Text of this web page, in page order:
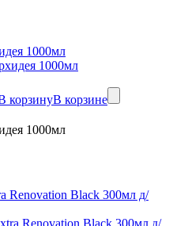
1000мл
корзинуВ корзине
1000мл
Black 300мл д/